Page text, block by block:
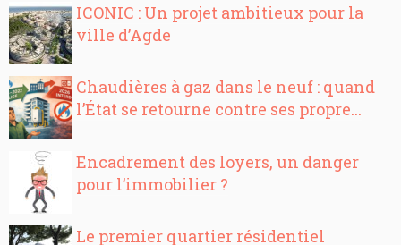
ICONIC : Un projet ambitieux pour la
ville d’Agde
Chaudières à gaz dans le neuf : quand
l’État se retourne contre ses propre...
Encadrement des loyers, un danger
pour l’immobilier ?
Le premier quartier résidentiel